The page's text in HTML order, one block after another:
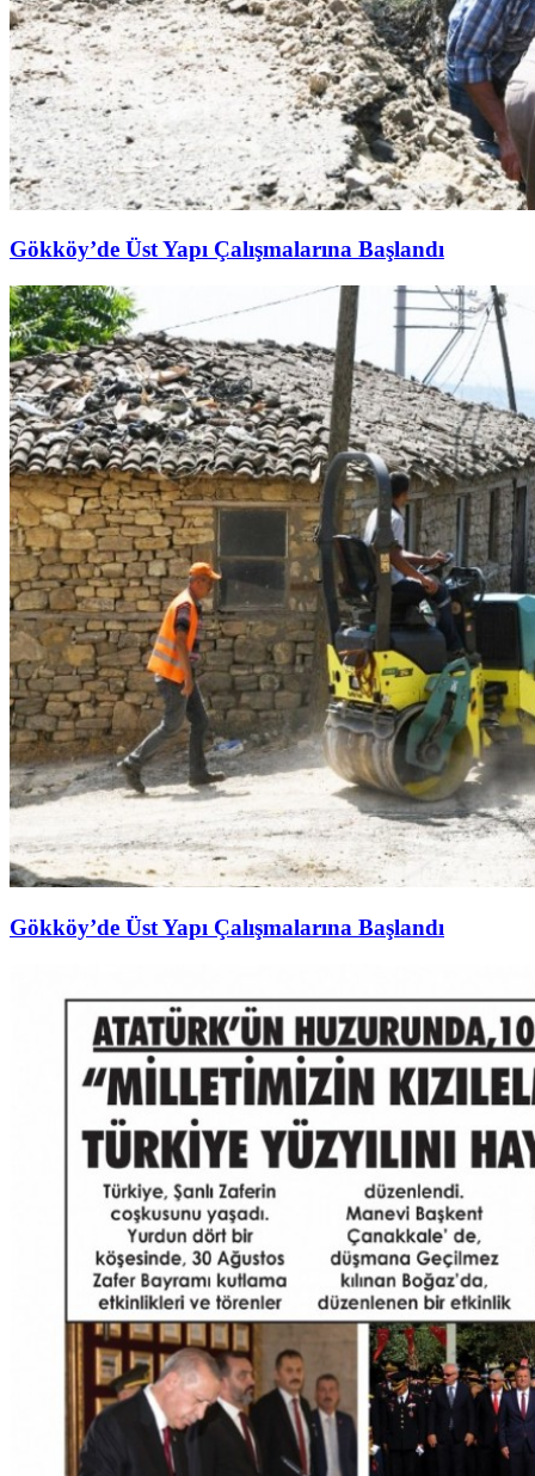
Gökköy’de Üst Yapı Çalışmalarına Başlandı
Gökköy’de Üst Yapı Çalışmalarına Başlandı